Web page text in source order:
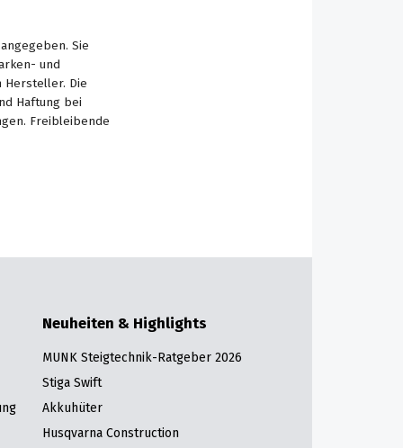
Sie
und
Hersteller. Die
Haftung bei
Freibleibende
Neuheiten & Highlights
MUNK Steigtechnik-Ratgeber 2026
Stiga Swift
Akkuhüter
Husqvarna Construction